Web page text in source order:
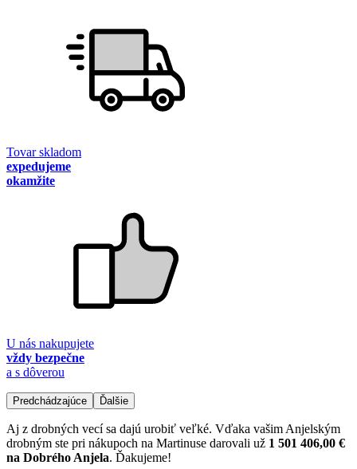
Tovar skladom
expedujeme
okamžite
U nás nakupujete
vždy bezpečne
a s dôverou
Predchádzajúce Ďalšie
Aj z drobných vecí sa dajú urobiť veľké. Vďaka vašim Anjelským
drobným ste pri nákupoch na Martinuse darovali už 1 501 406,00 €
na Dobrého Anjela. Ďakujeme!